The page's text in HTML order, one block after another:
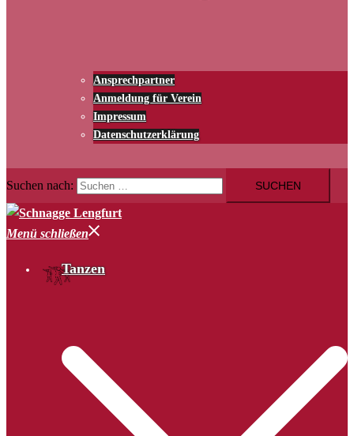
Ansprechpartner
Anmeldung für Verein
Impressum
Datenschutzerklärung
Suchen nach:
Menü schließen
Tanzen